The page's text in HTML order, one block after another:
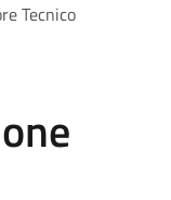
Tecnico